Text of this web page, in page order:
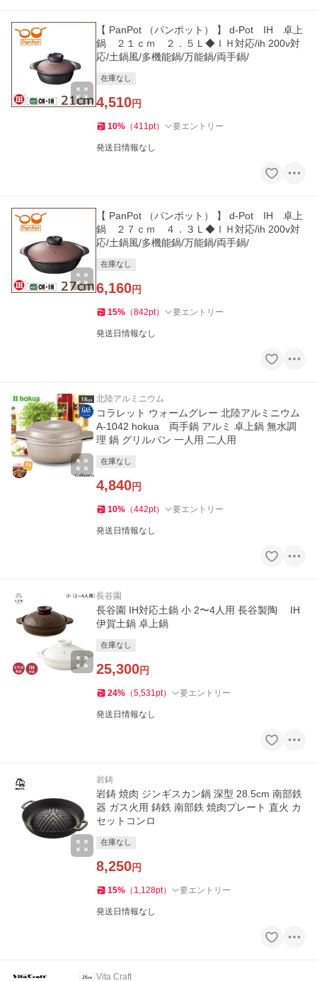
【 PanPot （パンポット） 】 d-Pot IH 卓上
鍋 ２１ｃｍ ２．５Ｌ◆ＩＨ対応/ih 200v対
応/土鍋風/多機能鍋/万能鍋/両手鍋/
在庫なし
4,510円
10% （411pt） 要エントリー
発送日情報なし
【 PanPot （パンポット） 】 d-Pot IH 卓上
鍋 ２７ｃｍ ４．３Ｌ◆ＩＨ対応/ih 200v対
応/土鍋風/多機能鍋/万能鍋/両手鍋/
在庫なし
6,160円
15% （842pt） 要エントリー
発送日情報なし
北陸アルミニウム
コラレット ウォームグレー 北陸アルミニウム
A-1042 hokua 両手鍋 アルミ 卓上鍋 無水調
理 鍋 グリルパン 一人用 二人用
在庫なし
4,840円
10% （442pt） 要エントリー
発送日情報なし
長谷園
長谷園 IH対応土鍋 小 2〜4人用 長谷製陶 IH
伊賀土鍋 卓上鍋
在庫なし
25,300円
24% （5,531pt） 要エントリー
発送日情報なし
岩鋳
岩鋳 焼肉 ジンギスカン鍋 深型 28.5cm 南部鉄
器 ガス火用 鋳鉄 南部鉄 焼肉プレート 直火 カ
セットコンロ
在庫なし
8,250円
15% （ 1,128pt） 要エントリー
発送日情報なし
Vita Craft